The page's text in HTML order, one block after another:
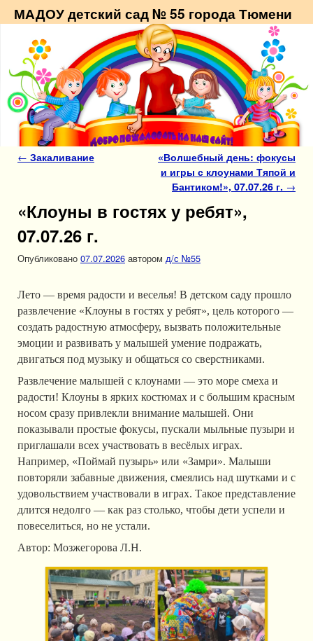
МАДОУ детский сад № 55 города Тюмени
Навигация по записям
← Закаливание
«Волшебный день: фокусы
и игры с клоунами Тяпой и
Бантиком!», 07.07.26 г. →
«Клоуны в гостях у ребят»,
07.07.26 г.
Опубликовано 07.07.2026 автором д/с №55
Лето — время радости и веселья! В детском саду прошло
развлечение «Клоуны в гостях у ребят», цель которого —
создать радостную атмосферу, вызвать положительные
эмоции и развивать у малышей умение подражать,
двигаться под музыку и общаться со сверстниками.
Развлечение малышей с клоунами — это море смеха и
радости! Клоуны в ярких костюмах и с большим красным
носом сразу привлекли внимание малышей. Они
показывали простые фокусы, пускали мыльные пузыри и
приглашали всех участвовать в весёлых играх.
Например, «Поймай пузырь» или «Замри». Малыши
повторяли забавные движения, смеялись над шутками и с
удовольствием участвовали в играх. Такое представление
длится недолго — как раз столько, чтобы дети успели и
повеселиться, но не устали.
Автор: Мозжегорова Л.Н.